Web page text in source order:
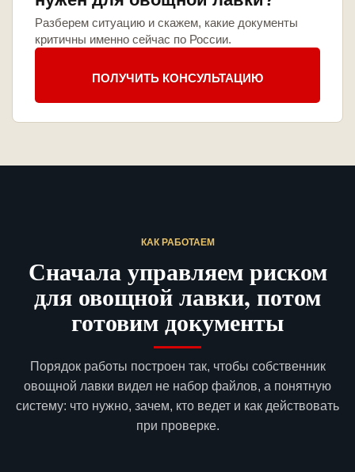
Разберем ситуацию и скажем, какие документы
критичны именно сейчас по России.
ПОЛУЧИТЬ КОНСУЛЬТАЦИЮ
КАК РАБОТАЕМ
Сначала управляем риском
для овощной лавки, потом
готовим документы
Порядок работы построен так, чтобы собственник
овощной лавки видел не набор файлов, а понятную
систему: что нужно, зачем, кто ведет и как действовать
при проверке.